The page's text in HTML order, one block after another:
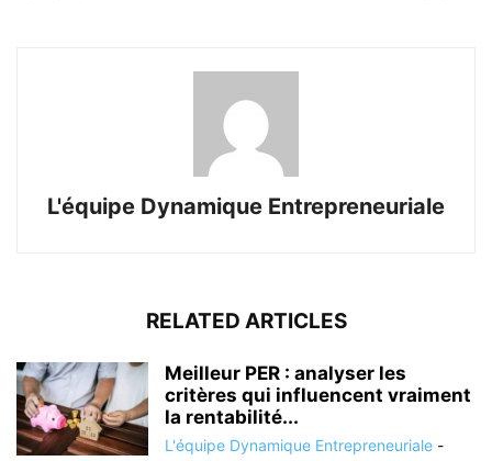
L'équipe Dynamique Entrepreneuriale
RELATED ARTICLES
Meilleur PER : analyser les
critères qui influencent vraiment
la rentabilité...
L'équipe Dynamique Entrepreneuriale -